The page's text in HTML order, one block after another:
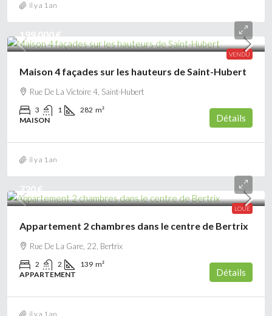
il y a 1 an
VENDU
199 000 €
Maison 4 façades sur les hauteurs de Saint-Hubert
Rue De La Victoire 4, Saint-Hubert
3 1 282 m²
MAISON
Détails
il y a 1 an
LOUÉ
720 €
Appartement 2 chambres dans le centre de Bertrix
Rue De La Gare, 22, Bertrix
2 2 139 m²
APPARTEMENT
Détails
il y a 1 an